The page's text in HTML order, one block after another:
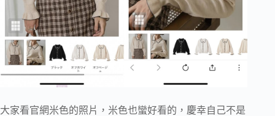
大家看官網米色的照片，米色也蠻好看的，慶幸自己不是